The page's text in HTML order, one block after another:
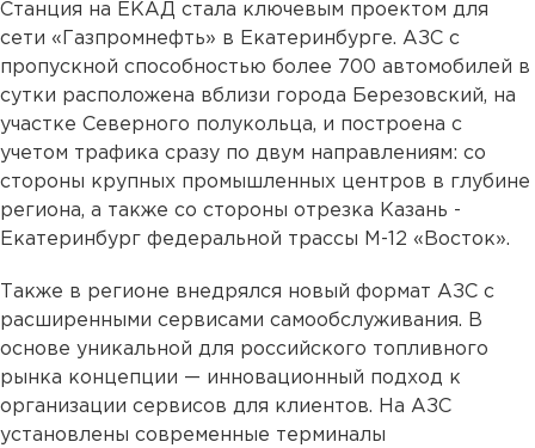
Станция на ЕКАД стала ключевым проектом для
сети «Газпромнефть» в Екатеринбурге. АЗС с
пропускной способностью более 700 автомобилей в
сутки расположена вблизи города Березовский, на
участке Северного полукольца, и построена с
учетом трафика сразу по двум направлениям: со
стороны крупных промышленных центров в глубине
региона, а также со стороны отрезка Казань -
Екатеринбург федеральной трассы М-12 «Восток».
Также в регионе внедрялся новый формат АЗС с
расширенными сервисами самообслуживания. В
основе уникальной для российского топливного
рынка концепции — инновационный подход к
организации сервисов для клиентов. На АЗС
установлены современные терминалы